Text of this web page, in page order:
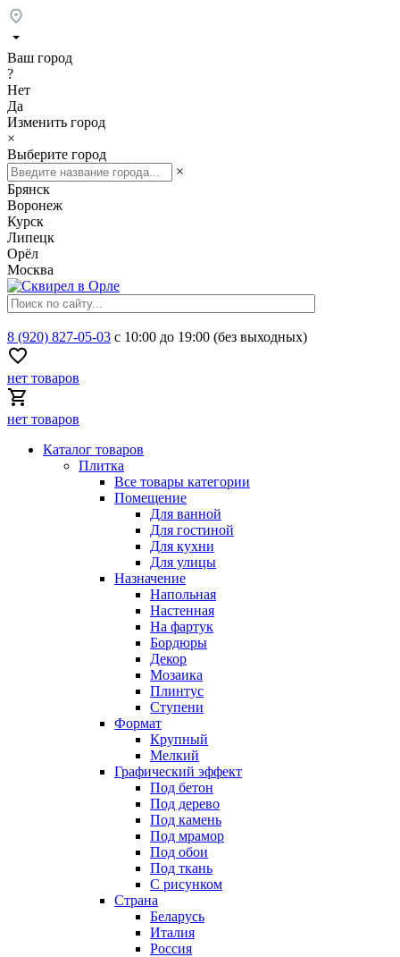
Ваш город
?
Нет
Да
Изменить город
×
Выберите город
×
Брянск
Воронеж
Курск
Липецк
Орёл
Москва
8 (920) 827-05-03 с 10:00 до 19:00 (без выходных)
нет товаров
нет товаров
Каталог товаров
Плитка
Все товары категории
Помещение
Для ванной
Для гостиной
Для кухни
Для улицы
Назначение
Напольная
Настенная
На фартук
Бордюры
Декор
Мозаика
Плинтус
Ступени
Формат
Крупный
Мелкий
Графический эффект
Под бетон
Под дерево
Под камень
Под мрамор
Под обои
Под ткань
С рисунком
Страна
Беларусь
Италия
Россия